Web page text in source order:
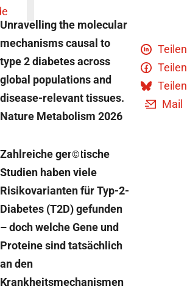
Unravelling the molecular
mechanisms causal to
type 2 diabetes across
global populations and
disease-relevant tissues.
Nature Metabolism 2026
©
Zahlreiche genetische
Studien haben viele
Risikovarianten für Typ-2-
Diabetes (T2D) gefunden
– doch welche Gene und
Proteine sind tatsächlich
an den
Krankheitsmechanismen
Teilen
Teilen
Teilen
Mail